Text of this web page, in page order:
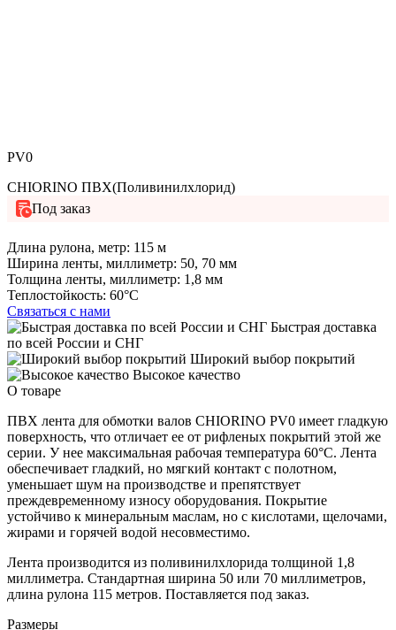
PV0
CHIORINO ПВХ(Поливинилхлорид)
Под заказ
Длина рулона, метр: 115 м
Ширина ленты, миллиметр: 50, 70 мм
Толщина ленты, миллиметр: 1,8 мм
Теплостойкость: 60°C
Связаться с нами
Быстрая доставка
по всей России и СНГ
Широкий выбор покрытий
Высокое качество
О товаре
ПВХ лента для обмотки валов CHIORINO PV0 имеет гладкую
поверхность, что отличает ее от рифленых покрытий этой же
серии. У нее максимальная рабочая температура 60°C. Лента
обеспечивает гладкий, но мягкий контакт с полотном,
уменьшает шум на производстве и препятствует
преждевременному износу оборудования. Покрытие
устойчиво к минеральным маслам, но с кислотами, щелочами,
жирами и горячей водой несовместимо.
Лента производится из поливинилхлорида толщиной 1,8
миллиметра. Стандартная ширина 50 или 70 миллиметров,
длина рулона 115 метров. Поставляется под заказ.
Размеры